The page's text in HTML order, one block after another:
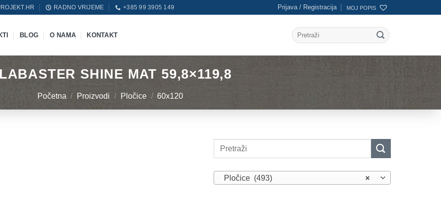
RADNO VRIJEME +385 99 3905 149 Prijava / Registracija MOJ POPIS
BLOG O NAMA KONTAKT
Pretraži:
SHINE MAT 59,8×119,8
Početna / Proizvodi / Pločice / 60x120
Pretraži:
×
Pločice (493)